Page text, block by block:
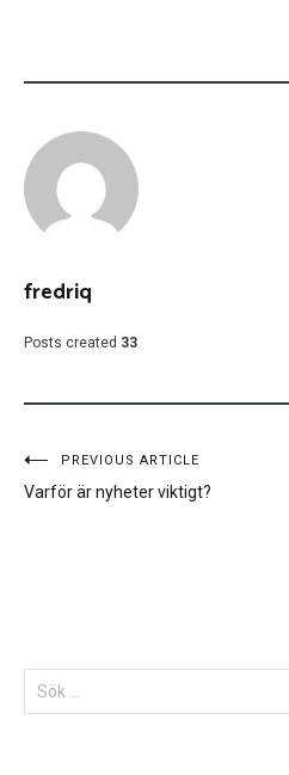
fredriq
Posts created 33
Inläggsnavigering
PREVIOUS ARTICLE
Varför är nyheter viktigt?
Sök
efter: